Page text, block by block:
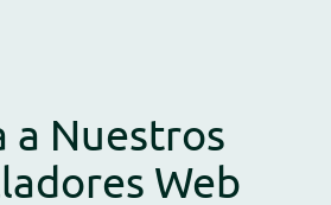
a Nuestros
Web